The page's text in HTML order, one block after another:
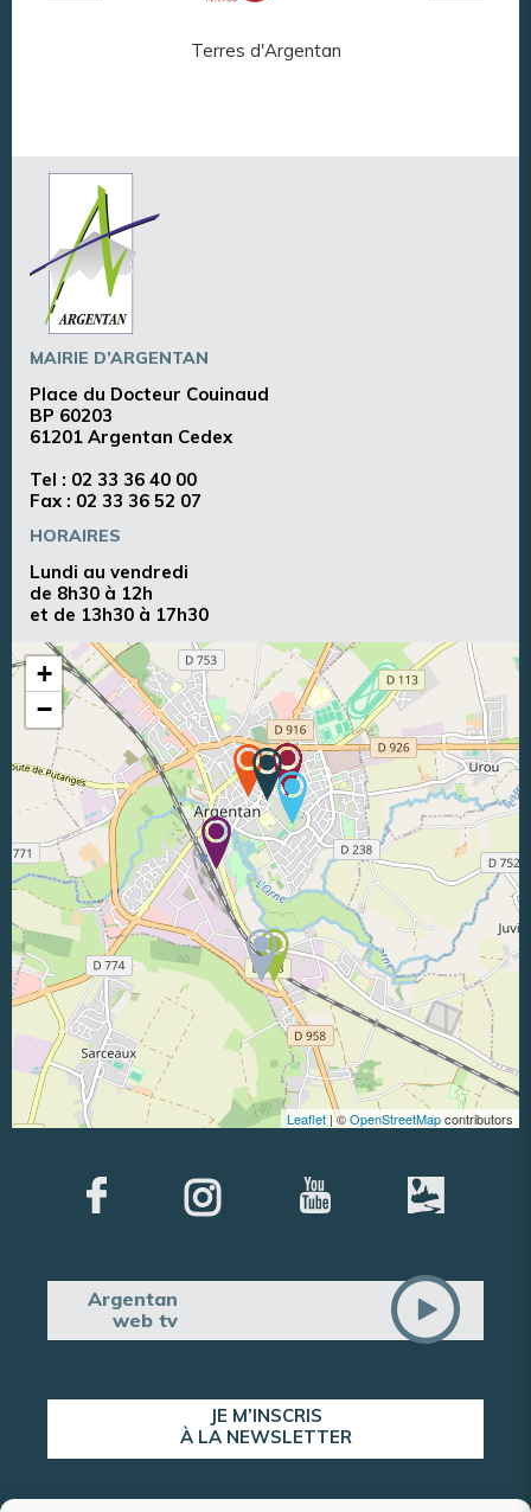
Terres d'Argentan
MAIRIE D’ARGENTAN
Place du Docteur Couinaud
BP 60203
61201 Argentan Cedex
Tel : 02 33 36 40 00
Fax : 02 33 36 52 07
HORAIRES
Lundi au vendredi
de 8h30 à 12h
et de 13h30 à 17h30
+
−
Leaflet | ©OpenStreetMapcontributors
Argentan
web tv
JE M’INSCRIS
À LA NEWSLETTER